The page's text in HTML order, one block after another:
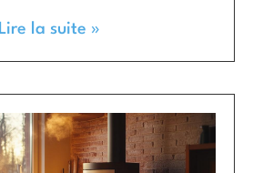
Lire la suite »